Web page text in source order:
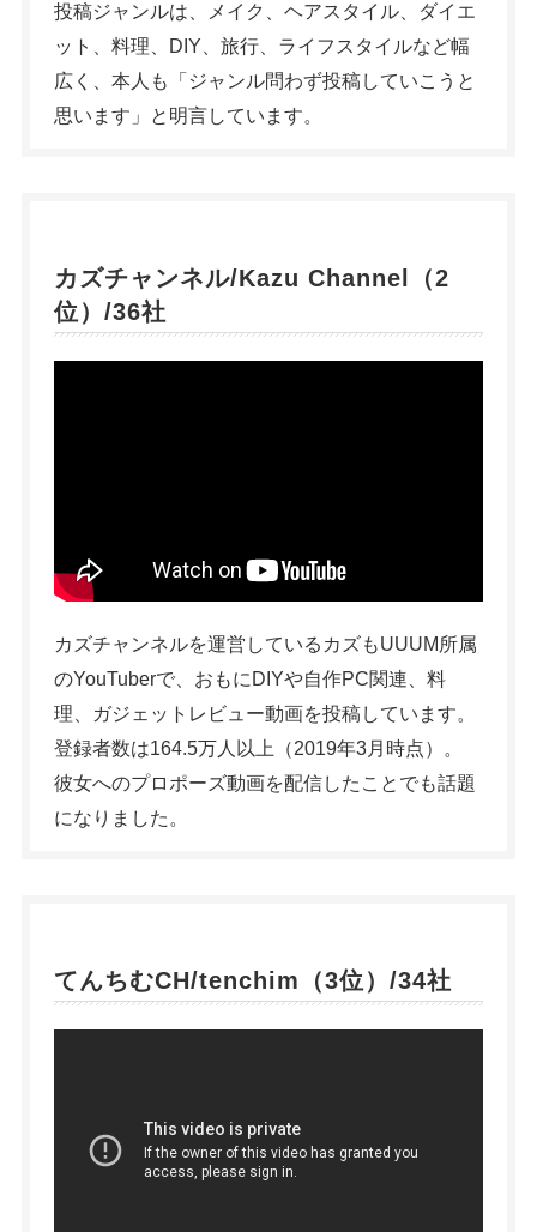
投稿ジャンルは、メイク、ヘアスタイル、ダイエ
ット、料理、DIY、旅行、ライフスタイルなど幅
広く、本人も「ジャンル問わず投稿していこうと
思います」と明言しています。
カズチャンネル/Kazu Channel（2
位）/36社
カズチャンネルを運営しているカズもUUUM所属
のYouTuberで、おもにDIYや自作PC関連、料
理、ガジェットレビュー動画を投稿しています。
登録者数は164.5万人以上（2019年3月時点）。
彼女へのプロポーズ動画を配信したことでも話題
になりました。
てんちむCH/tenchim（3位）/34社